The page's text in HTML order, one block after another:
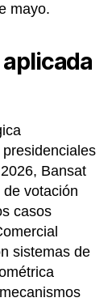
mayo.
Bansat
votación
casos
sistemas de